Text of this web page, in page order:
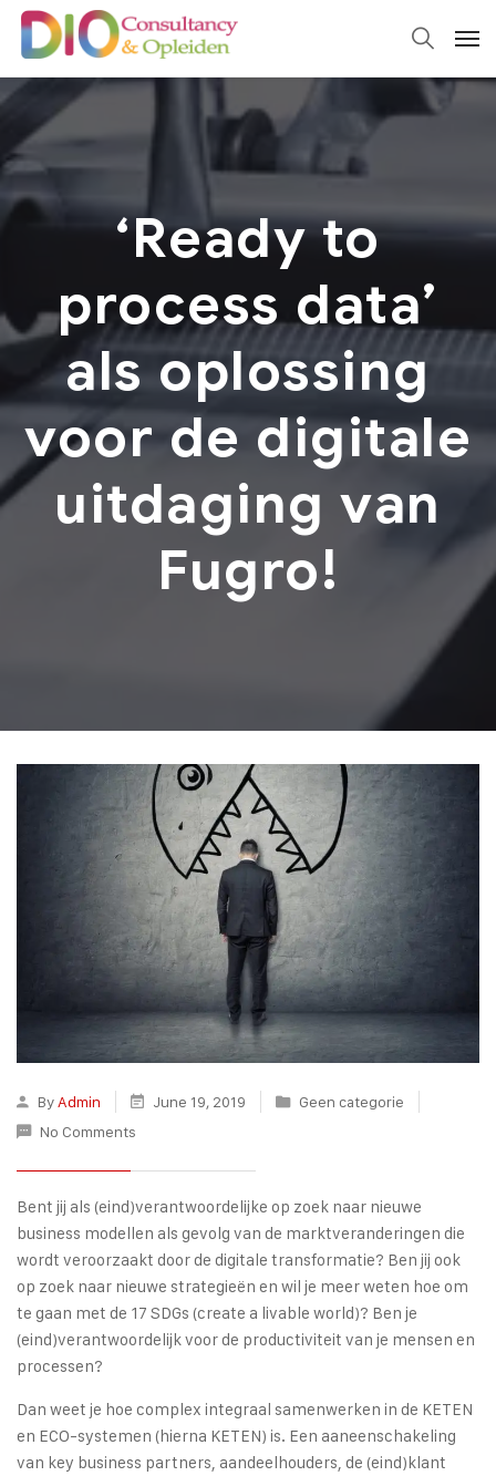
‘Ready to
process data’
als oplossing
voor de digitale
uitdaging van
Fugro!
By Admin June 19, 2019
Geen categorie
No Comments
Bent jij als (eind)verantwoordelijke op zoek naar nieuwe
business modellen als gevolg van de marktveranderingen die
wordt veroorzaakt door de digitale transformatie? Ben jij ook
op zoek naar nieuwe strategieën en wil je meer weten hoe om
te gaan met de 17 SDGs (create a livable world)? Ben je
(eind)verantwoordelijk voor de productiviteit van je mensen en
processen?
Dan weet je hoe complex integraal samenwerken in de KETEN
en ECO-systemen (hierna KETEN) is. Een aaneenschakeling
van key business partners, aandeelhouders, de (eind)klant